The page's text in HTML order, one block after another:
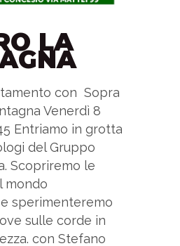
LA
con Sopra
Venerdì 8
Entriamo in grotta
del Gruppo
Scopriremo le
mondo
sperimenteremo
sulle corde in
con Stefano